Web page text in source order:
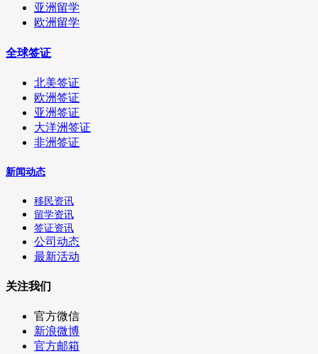
亚洲留学
欧洲留学
全球签证
北美签证
欧洲签证
亚洲签证
大洋洲签证
非洲签证
新闻动态
移民资讯
留学资讯
签证资讯
公司动态
最新活动
关注我们
官方微信
新浪微博
官方邮箱